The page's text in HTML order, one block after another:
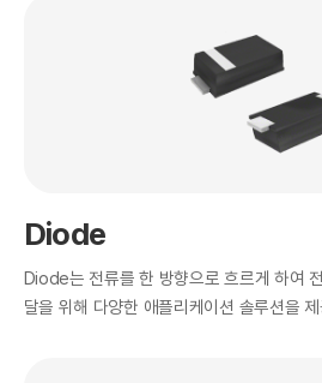
Diode
Diode는 전류를 한 방향으로 흐르게 하여
달을 위해 다양한 애플리케이션 솔루션을